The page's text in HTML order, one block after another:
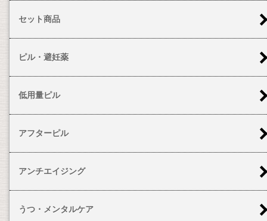
セット商品
ピル・避妊薬
低用量ピル
アフターピル
アンチエイジング
うつ・メンタルケア